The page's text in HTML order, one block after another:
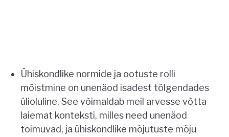
Ühiskondlike normide ja ootuste rolli
mõistmine on unenäod isadest tõlgendades
ülioluline. See võimaldab meil arvesse võtta
laiemat konteksti, milles need unenäod
toimuvad, ja ühiskondlike mõjutuste mõju